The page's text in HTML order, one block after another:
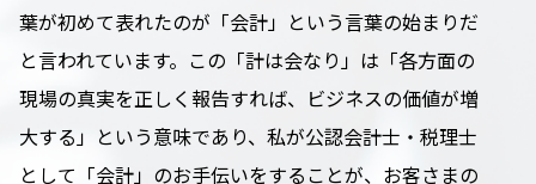
葉が初めて表れたのが「会計」という言葉の始まりだ
と言われています。この「計は会なり」は「各方面の
現場の真実を正しく報告すれば、ビジネスの価値が増
大する」という意味であり、私が公認会計士・税理士
として「会計」のお手伝いをすることが、お客さまの